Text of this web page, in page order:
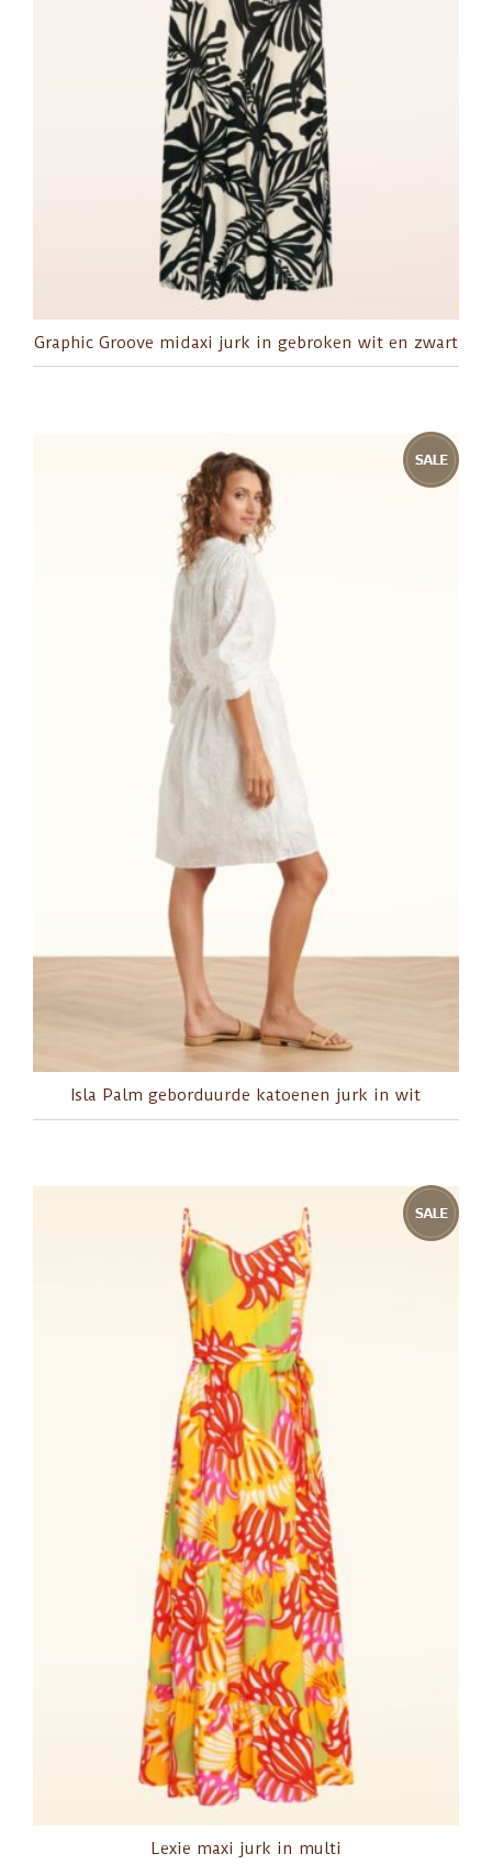
Graphic Groove midaxi jurk in gebroken wit en zwart
Isla Palm geborduurde katoenen jurk in wit
Lexie maxi jurk in multi